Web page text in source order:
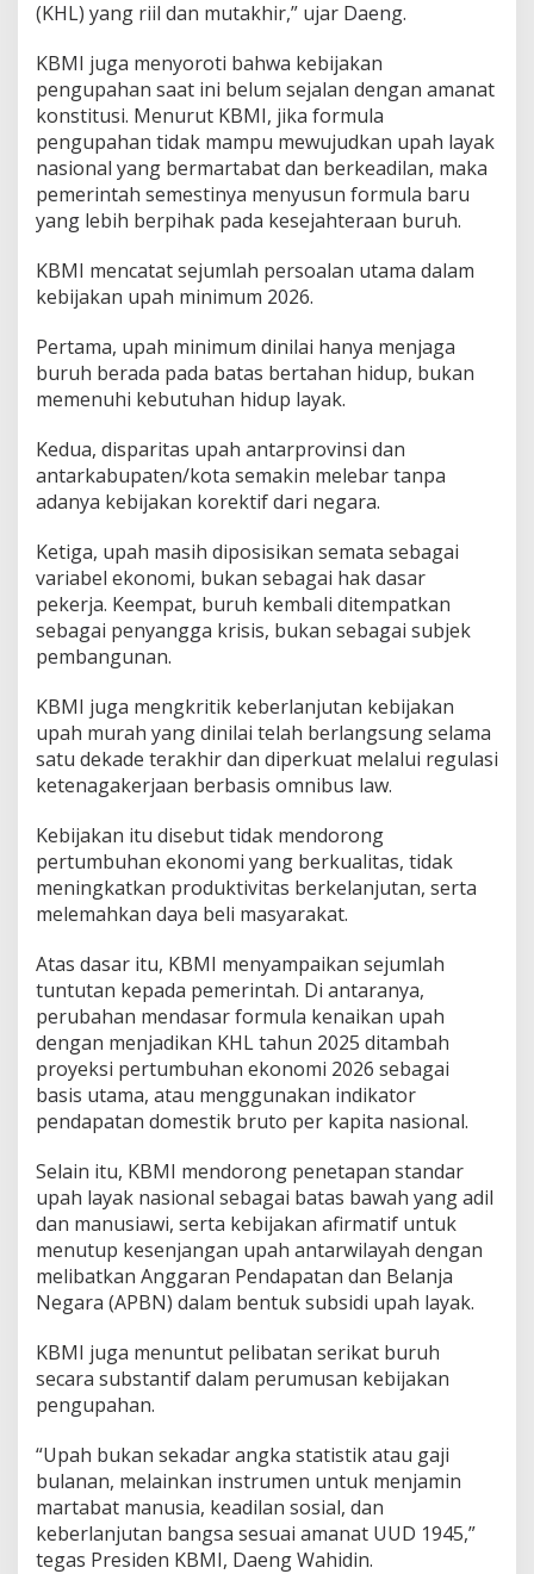
(KHL) yang riil dan mutakhir,” ujar Daeng.
KBMI juga menyoroti bahwa kebijakan
pengupahan saat ini belum sejalan dengan amanat
konstitusi. Menurut KBMI, jika formula
pengupahan tidak mampu mewujudkan upah layak
nasional yang bermartabat dan berkeadilan, maka
pemerintah semestinya menyusun formula baru
yang lebih berpihak pada kesejahteraan buruh.
KBMI mencatat sejumlah persoalan utama dalam
kebijakan upah minimum 2026.
Pertama, upah minimum dinilai hanya menjaga
buruh berada pada batas bertahan hidup, bukan
memenuhi kebutuhan hidup layak.
Kedua, disparitas upah antarprovinsi dan
antarkabupaten/kota semakin melebar tanpa
adanya kebijakan korektif dari negara.
Ketiga, upah masih diposisikan semata sebagai
variabel ekonomi, bukan sebagai hak dasar
pekerja. Keempat, buruh kembali ditempatkan
sebagai penyangga krisis, bukan sebagai subjek
pembangunan.
KBMI juga mengkritik keberlanjutan kebijakan
upah murah yang dinilai telah berlangsung selama
satu dekade terakhir dan diperkuat melalui regulasi
ketenagakerjaan berbasis omnibus law.
Kebijakan itu disebut tidak mendorong
pertumbuhan ekonomi yang berkualitas, tidak
meningkatkan produktivitas berkelanjutan, serta
melemahkan daya beli masyarakat.
Atas dasar itu, KBMI menyampaikan sejumlah
tuntutan kepada pemerintah. Di antaranya,
perubahan mendasar formula kenaikan upah
dengan menjadikan KHL tahun 2025 ditambah
proyeksi pertumbuhan ekonomi 2026 sebagai
basis utama, atau menggunakan indikator
pendapatan domestik bruto per kapita nasional.
Selain itu, KBMI mendorong penetapan standar
upah layak nasional sebagai batas bawah yang adil
dan manusiawi, serta kebijakan afirmatif untuk
menutup kesenjangan upah antarwilayah dengan
melibatkan Anggaran Pendapatan dan Belanja
Negara (APBN) dalam bentuk subsidi upah layak.
KBMI juga menuntut pelibatan serikat buruh
secara substantif dalam perumusan kebijakan
pengupahan.
“Upah bukan sekadar angka statistik atau gaji
bulanan, melainkan instrumen untuk menjamin
martabat manusia, keadilan sosial, dan
keberlanjutan bangsa sesuai amanat UUD 1945,”
tegas Presiden KBMI, Daeng Wahidin.